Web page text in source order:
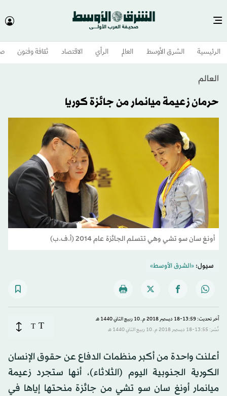
الرئيسية الشرق الأوسط​ العالم الرأي الاقتصاد ثقافة وفنون
العالم
حرمان زعيمة ميانمار من جائزة كوريا
أونغ سان سو تشي وهي تتسلم الجائزة عام 2014 (أ.ف.ب)
سيول:«الشرق الأوسط»
آخر تحديث: 13:59-18 ديسمبر 2018 م ـ 10 ربيع الثاني 1440 هـ
نُشر: 13:55-18 ديسمبر 2018 م ـ 10 ربيع الثاني 1440 هـ
T
T
أعلنت واحدة من أكبر منظمات الدفاع عن حقوق الإنسان
الكورية الجنوبية اليوم (الثلاثاء)، أنها ستجرد زعيمة
ميانمار أونغ سان سو تشي من جائزة منحتها إياها في